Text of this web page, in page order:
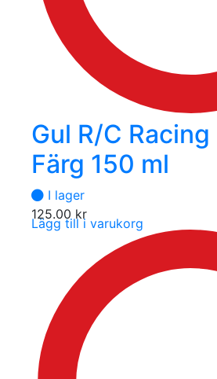
Gul R/C
Färg 150 ml
I lager
125.00 kr
Lägg till i varukorg